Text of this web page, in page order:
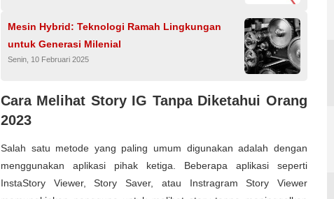
Mesin Hybrid: Teknologi Ramah Lingkungan
untuk Generasi Milenial
Senin, 10 Februari 2025
Cara Melihat Story IG Tanpa Diketahui Orang
2023
Salah satu metode yang paling umum digunakan adalah dengan
menggunakan aplikasi pihak ketiga. Beberapa aplikasi seperti
InstaStory Viewer, Story Saver, atau Instragram Story Viewer